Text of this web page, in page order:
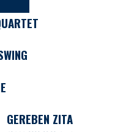
GEREBEN ZITA